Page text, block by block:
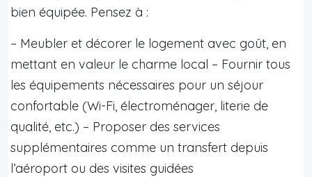
bien équipée. Pensez à :
– Meubler et décorer le logement avec goût, en
mettant en valeur le charme local – Fournir tous
les équipements nécessaires pour un séjour
confortable (Wi-Fi, électroménager, literie de
qualité, etc.) – Proposer des services
supplémentaires comme un transfert depuis
l’aéroport ou des visites guidées